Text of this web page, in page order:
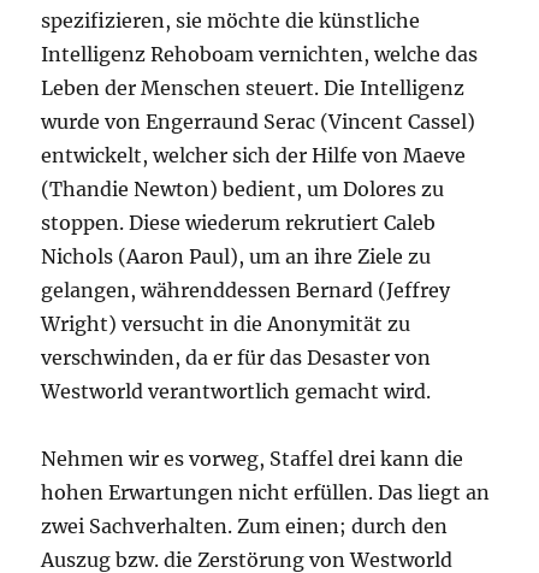
spezifizieren, sie möchte die künstliche
Intelligenz Rehoboam vernichten, welche das
Leben der Menschen steuert. Die Intelligenz
wurde von Engerraund Serac (Vincent Cassel)
entwickelt, welcher sich der Hilfe von Maeve
(Thandie Newton) bedient, um Dolores zu
stoppen. Diese wiederum rekrutiert Caleb
Nichols (Aaron Paul), um an ihre Ziele zu
gelangen, währenddessen Bernard (Jeffrey
Wright) versucht in die Anonymität zu
verschwinden, da er für das Desaster von
Westworld verantwortlich gemacht wird.
Nehmen wir es vorweg, Staffel drei kann die
hohen Erwartungen nicht erfüllen. Das liegt an
zwei Sachverhalten. Zum einen; durch den
Auszug bzw. die Zerstörung von Westworld